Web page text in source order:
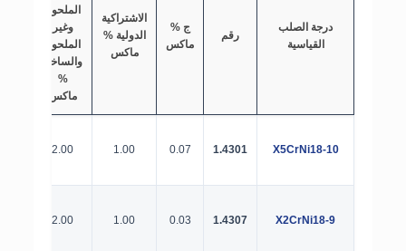
درجة الصلب
القياسية
رقم
ج %
ماكس
الاشتراكية
الدولية %
ماكس
الملحوم
وغير
الملحوم
والساخن
%
ماكس
X5CrNi18-10
1.4301
0.07
1.00
2.00
X2CrNi18-9
1.4307
0.03
1.00
2.00